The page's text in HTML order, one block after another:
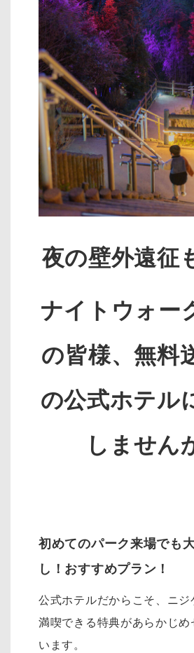
夜の壁外遠征
ナイトウォー
の皆様、無料
の公式ホテル
しません
初めてのパーク来場でも
し！おすすめプラン！
公式ホテルだからこそ、ニジ
満喫できる特典があらかじめ
います。